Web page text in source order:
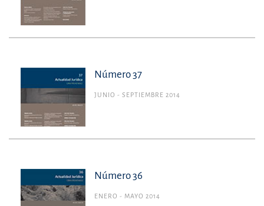
Número 37
JUNIO - SEPTIEMBRE 2014
Número 36
ENERO - MAYO 2014